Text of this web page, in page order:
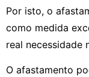
Por isto, o
como medida
real necessidade
O afastamento